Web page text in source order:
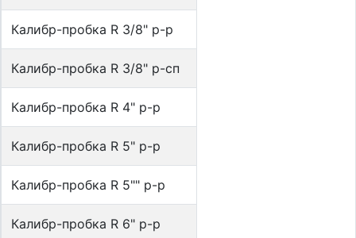
Калибр-пробка R 3/8" р-р
Калибр-пробка R 3/8" р-сп
Калибр-пробка R 4" р-р
Калибр-пробка R 5" р-р
Калибр-пробка R 5"" р-р
Калибр-пробка R 6" р-р